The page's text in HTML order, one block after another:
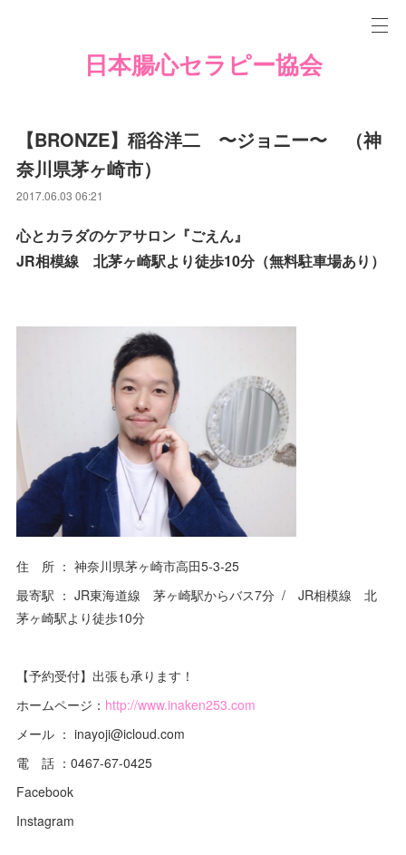
日本腸心セラピー協会
【BRONZE】稲谷洋二 〜ジョニー〜 （神
奈川県茅ヶ崎市）
2017.06.03 06:21
心とカラダのケアサロン『ごえん』
JR相模線 北茅ヶ崎駅より徒歩10分（無料駐車場あり）
住 所 ： 神奈川県茅ヶ崎市高田5-3-25
最寄駅 ： JR東海道線 茅ヶ崎駅からバス7分 / JR相模線 北
茅ヶ崎駅より徒歩10分
【予約受付】出張も承ります！
ホームページ： http://www.inaken253.com
メール ： inayoji@icloud.com
電 話 ：0467-67-0425
Facebook
Instagram